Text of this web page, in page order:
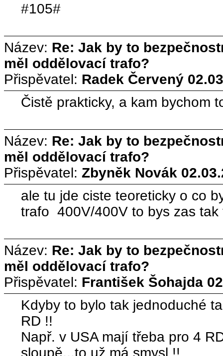
#105#
Název: Re: Jak by to
měl oddělovací trafo?
Přispěvatel: Radek Červený
Čistě prakticky, a kam bychom
Název: Re: Jak by to
měl oddělovací trafo?
Přispěvatel: Zbyněk Novák
ale tu jde ciste teoreticky o co
trafo 400V/400V to bys zas
Název: Re: Jak by to
měl oddělovací trafo?
Přispěvatel: František Šohajda
Kdyby to bylo tak jednoduché
RD !!
Např. v USA mají třeba pro 4
sloupě...to už má smysl !!